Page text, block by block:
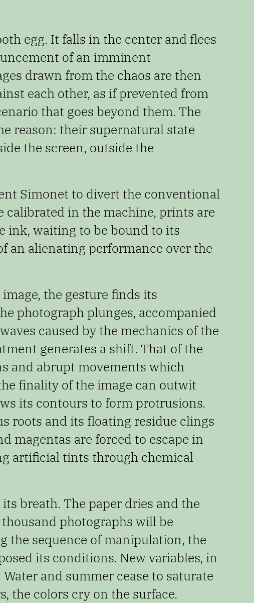
egg. It falls in the center and flees
of an imminent
drawn from the chaos are then
each other, as if prevented from
that goes beyond them. The
reason: their supernatural state
the screen, outside the
Simonet to divert the conventional
calibrated in the machine, prints are
ink, waiting to be bound to its
an alienating performance over the
the gesture finds its
photograph plunges, accompanied
caused by the mechanics of the
generates a shift. That of the
and abrupt movements which
finality of the image can outwit
its contours to form protrusions.
roots and its floating residue clings
magentas are forced to escape in
artificial tints through chemical
breath. The paper dries and the
photographs will be
the sequence of manipulation, the
its conditions. New variables, in
and summer cease to saturate
the colors cry on the surface.